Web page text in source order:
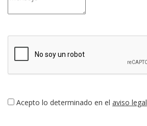
Acepto lo determinado en el aviso legal